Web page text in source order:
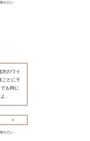
りたい
方のワイ
ごとにラ
も特に
。
りたい